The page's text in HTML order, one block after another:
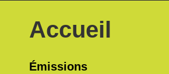
Accueil
Émissions